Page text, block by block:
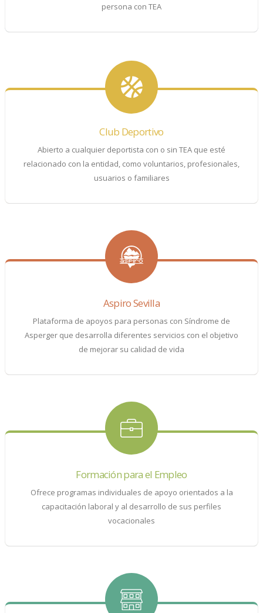
persona con TEA
Club Deportivo
Abierto a cualquier deportista con o sin TEA que esté
relacionado con la entidad, como voluntarios, profesionales,
usuarios o familiares
Aspiro Sevilla
Plataforma de apoyos para personas con Síndrome de
Asperger que desarrolla diferentes servicios con el objetivo
de mejorar su calidad de vida
Formación para el Empleo
Ofrece programas individuales de apoyo orientados a la
capacitación laboral y al desarrollo de sus perfiles
vocacionales